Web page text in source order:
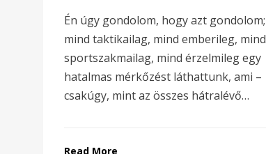
Én úgy gondolom, hogy azt gondolom;
mind taktikailag, mind emberileg, mind
sportszakmailag, mind érzelmileg egy
hatalmas mérkőzést láthattunk, ami –
csakúgy, mint az összes hátralévő…
Read More